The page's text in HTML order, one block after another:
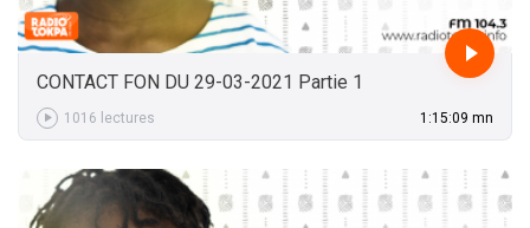
CONTACT FON DU 29-03-2021 Partie 1
1016 lectures
1:15:09 mn